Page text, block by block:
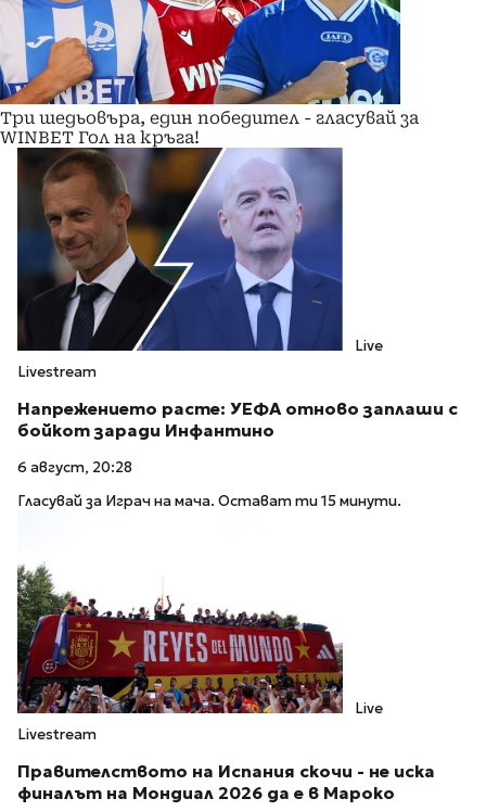
Три шедьовъра, един победител - гласувай за
WINBET Гол на кръга!
Live
Livestream
Напрежението расте: УЕФА отново заплаши с
бойкот заради Инфантино
6 август, 20:28
Гласувай за Играч на мача. Остават ти 15 минути.
Live
Livestream
Правителството на Испания скочи - не иска
финалът на Мондиал 2026 да е в Мароко